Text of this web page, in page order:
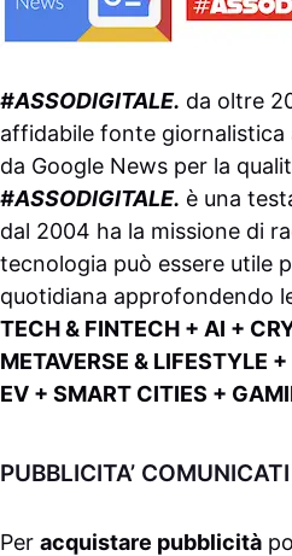
#ASSODIGITALE. da oltre
affidabile fonte
da Google News per la
#ASSODIGITALE. è una
dal 2004 ha la missione di
tecnologia può essere utile
quotidiana approfondendo
TECH & FINTECH + AI +
METAVERSE & LIFESTYLE
EV + SMART CITIES +
PUBBLICITA’
Per acquistare pubblicità